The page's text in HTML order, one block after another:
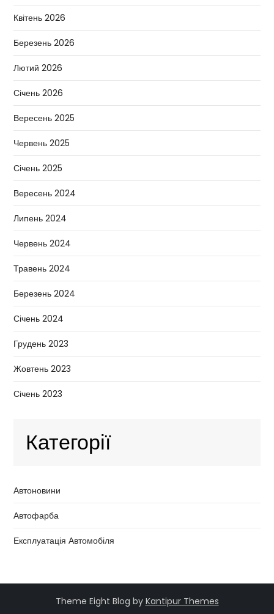
Квітень 2026
Березень 2026
Лютий 2026
Січень 2026
Вересень 2025
Червень 2025
Січень 2025
Вересень 2024
Липень 2024
Червень 2024
Травень 2024
Березень 2024
Січень 2024
Грудень 2023
Жовтень 2023
Січень 2023
Категорії
Автоновини
Автофарба
Експлуатація Автомобіля
Theme Eight Blog by Kantipur Themes